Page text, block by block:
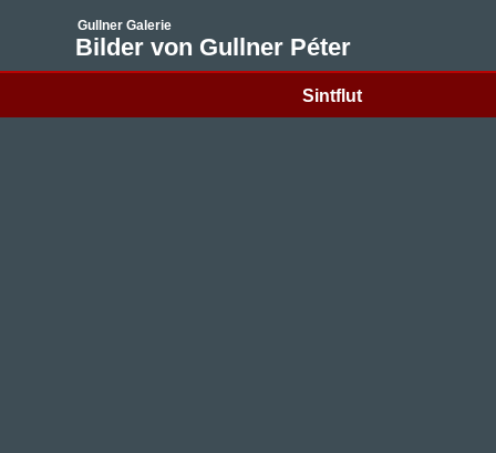
Gullner Galerie
Bilder von Gullner Péter
Sintflut